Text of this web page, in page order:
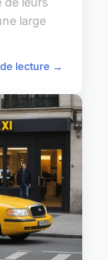
large
lecture →